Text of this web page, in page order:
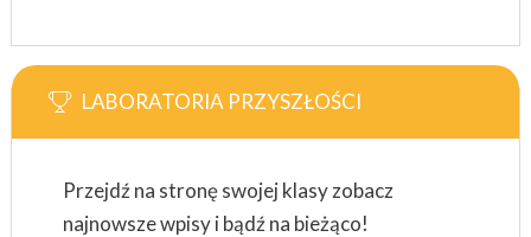
LABORATORIA PRZYSZŁOŚCI
Przejdź na stronę swojej klasy zobacz
najnowsze wpisy i bądź na bieżąco!